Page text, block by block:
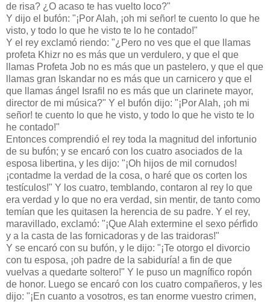
de risa? ¿O acaso te has vuelto loco?"
Y dijo el bufón: "¡Por Alah, ¡oh mi señor! te cuento lo que he
visto, y todo lo que he visto te lo he contado!"
Y el rey exclamó riendo: "¿Pero no ves que el que llamas
profeta Khizr no es más que un verdulero, y que el que
llamas Profeta Job no es más que un pastelero, y que el que
llamas gran Iskandar no es más que un carnicero y que el
que llamas ángel Israfil no es más que un clarinete mayor,
director de mi música?" Y el bufón dijo: "¡Por Alah, ¡oh mi
señor! te cuento lo que he visto, y todo lo que he visto te lo
he contado!"
Entonces comprendió el rey toda la magnitud del infortunio
de su bufón; y se encaró con los cuatro asociados de la
esposa libertina, y les dijo: "¡Oh hijos de mil cornudos!
¡contadme la verdad de la cosa, o haré que os corten los
testículos!" Y los cuatro, temblando, contaron al rey lo que
era verdad y lo que no era verdad, sin mentir, de tanto como
temían que les quitasen la herencia de su padre. Y el rey,
maravillado, exclamó: "¡Que Alah extermine el sexo pérfido
y a la casta de las fornicadoras y de las traidoras!"
Y se encaró con su bufón, y le dijo: "¡Te otorgo el divorcio
con tu esposa, ¡oh padre de la sabiduría! a fin de que
vuelvas a quedarte soltero!" Y le puso un magnífico ropón
de honor. Luego se encaró con los cuatro compañeros, y les
dijo: "¡En cuanto a vosotros, es tan enorme vuestro crimen,